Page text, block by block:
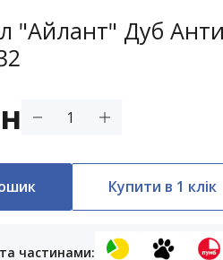
"Айлант" Дуб
Купити в 1 клік
частинами: